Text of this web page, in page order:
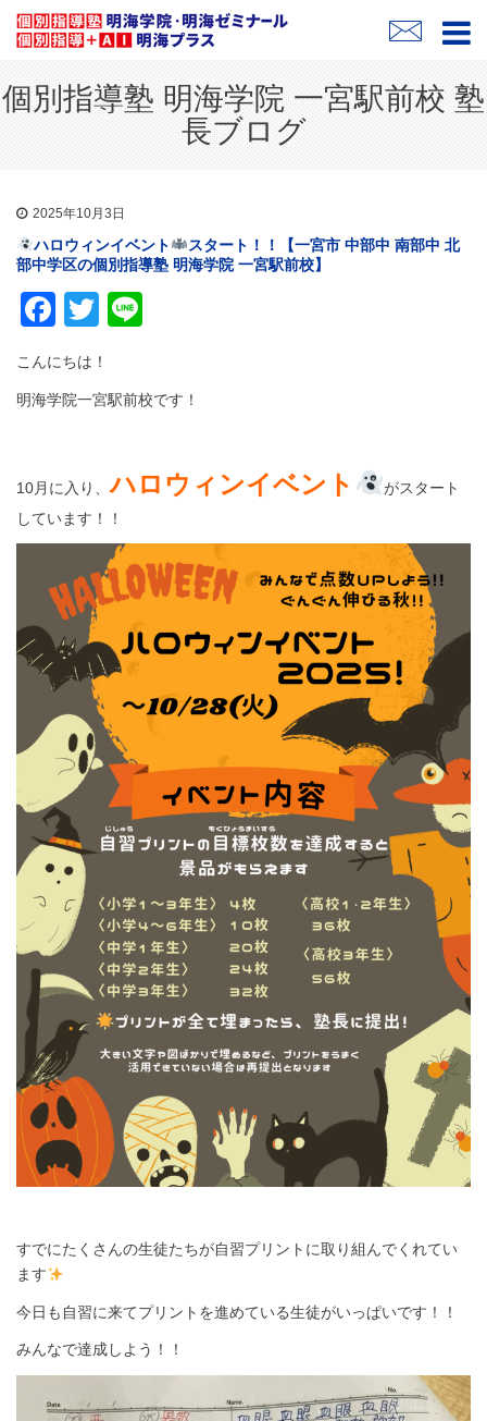
個別指導塾 明海学院 一宮駅前校 塾
長ブログ
2025年10月3日
ハロウィンイベント
スタート！！【一宮市 中部中 南部中 北
部中学区の個別指導塾 明海学院 一宮駅前校】
Facebook
Twitter
こんにちは！
明海学院一宮駅前校です！
10月に入り、ハロウィンイベント
がスタート
しています！！
すでにたくさんの生徒たちが自習プリントに取り組んでくれてい
ます
今日も自習に来てプリントを進めている生徒がいっぱいです！！
みんなで達成しよう！！